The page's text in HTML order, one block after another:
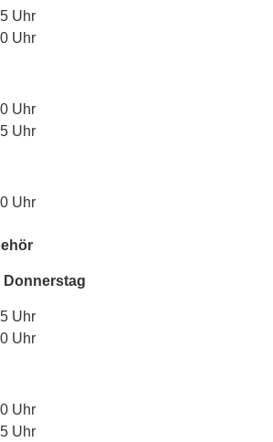
Uhr
Uhr
Uhr
Uhr
Uhr
Donnerstag
Uhr
Uhr
Uhr
Uhr